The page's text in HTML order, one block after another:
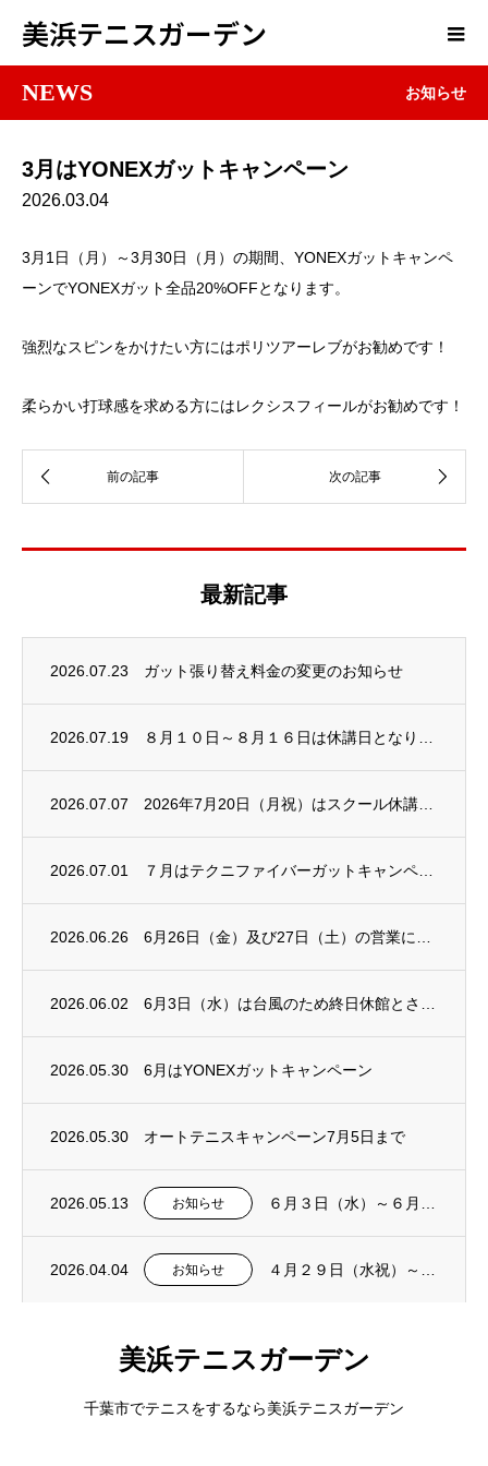
美浜テニスガーデン
NEWS お知らせ
3月はYONEXガットキャンペーン
2026.03.04
3月1日（月）～3月30日（月）の期間、YONEXガットキャンペ
ーンでYONEXガット全品20%OFFとなります。
強烈なスピンをかけたい方にはポリツアーレブがお勧めです！
柔らかい打球感を求める方にはレクシスフィールがお勧めです！
最新記事
2026.07.23 ガット張り替え料金の変更のお知らせ
2026.07.19
2026.07.07
2026.07.01
2026.06.26
2026.06.02
2026.05.30 6月はYONEXガットキャンペーン
2026.05.30 オートテニスキャンペーン7月5日まで
2026.05.13 お知らせ
2026.04.04 お知らせ
美浜テニスガーデン
千葉市でテニスをするなら美浜テニスガーデン